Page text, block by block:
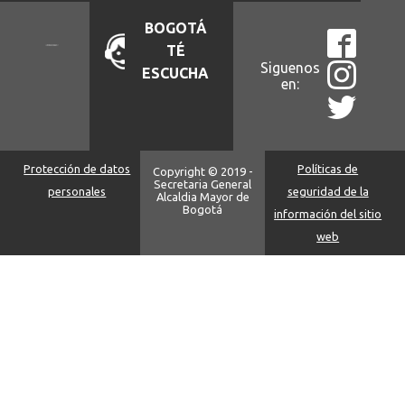
BOGOTÁ
TÉ
ESCUCHA
Siguenos
en:
Protección de datos
personales
Copyright © 2019 -
Secretaria General
Alcaldia Mayor de
Bogotá
Políticas de
seguridad de la
información del sitio
web